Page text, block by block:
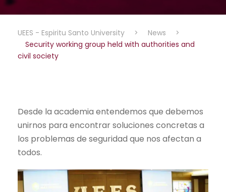
UEES - Espiritu Santo University > News
>
Security working group held with authorities and
civil society
Desde la academia entendemos que debemos
unirnos para encontrar soluciones concretas a
los problemas de seguridad que nos afectan a
todos.